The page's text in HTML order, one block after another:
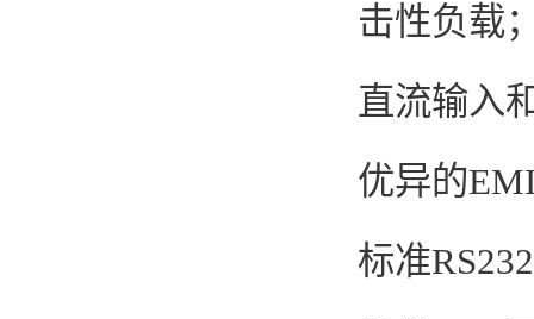
击性负载
直流输入
优异的
标准